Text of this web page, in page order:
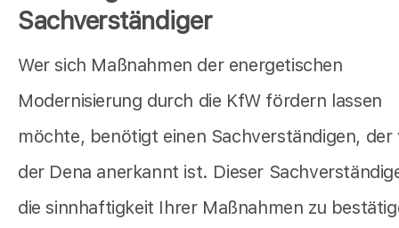
Sachverständiger
Wer sich Maßnahmen der energetischen
Modernisierung durch die KfW fördern lassen
möchte, benötigt einen Sachverständigen, der
der Dena anerkannt ist. Dieser
die sinnhaftigkeit Ihrer Maßnahmen zu